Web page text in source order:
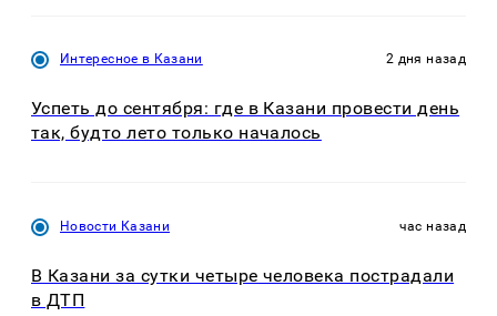
Интересное в Казани 2 дня назад
Успеть до сентября: где в Казани провести день
так, будто лето только началось
Новости Казани час назад
В Казани за сутки четыре человека пострадали
в ДТП